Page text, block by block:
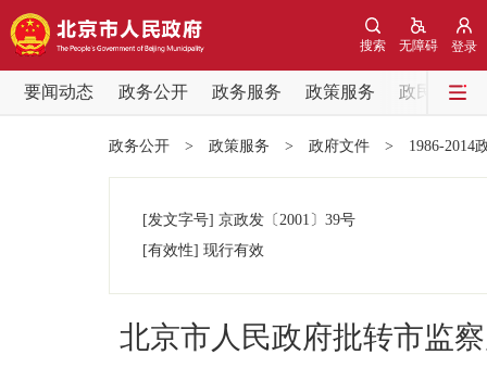
登录
无障碍
搜索
要闻动态 政务公开 政务服务 政策服务
政民互动
党中央精神
政务公开 > 政策服务 > 政府文件 > 1986-2014
[发文字号] 京政发 〔2001〕 39号
[有效性] 现行有效
北京市人民政府批转市监